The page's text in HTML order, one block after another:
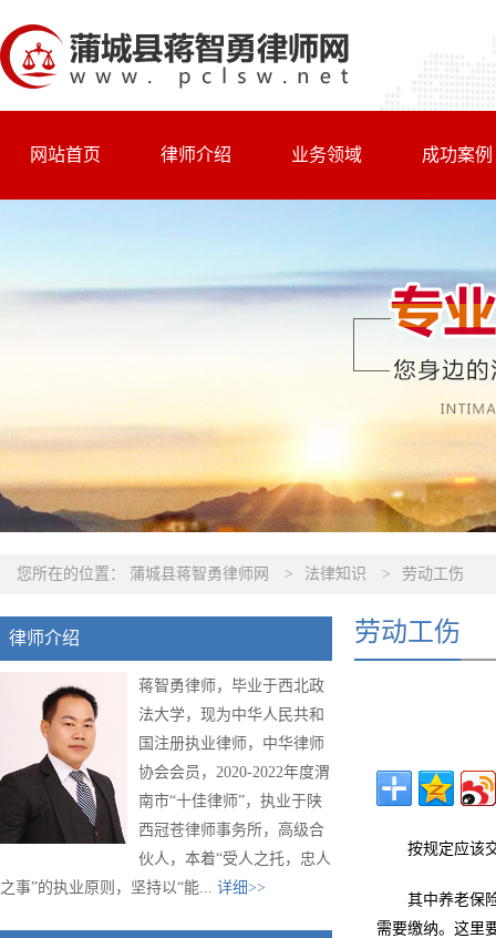
网站首页 律师介绍 业务领域 成功案例
您所在的位置： 蒲城县蒋智勇律师网 > 法律知识 > 劳动工伤
律师介绍
蒋智勇律师，毕业于西北政
法大学，现为中华人民共和
国注册执业律师，中华律师
协会会员，2020-2022年度渭
南市“十佳律师”，执业于陕
西冠苍律师事务所，高级合
伙人，本着“受人之托，忠人
之事”的执业原则，坚持以“能... 详细>>
劳动工伤
按规定应该
其中养老保
需要缴纳。这里